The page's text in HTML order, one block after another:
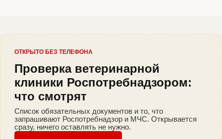
ОТКРЫТО БЕЗ ТЕЛЕФОНА
Проверка ветеринарной
клиники Роспотребнадзором:
что смотрят
Список обязательных документов и то, что
запрашивают Роспотребнадзор и МЧС. Открывается
сразу, ничего оставлять не нужно.